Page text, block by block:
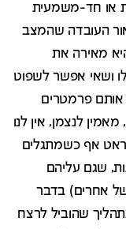
או חד-משמעית
העובדה שהמצב
מאירה את
ושאי אפשר לשפוט
אותם פרמטרים
לנצמן, אין לנו
אף כשמתגלים
שגם עליהם
אחרים) בדבר
שהוביל לרצח